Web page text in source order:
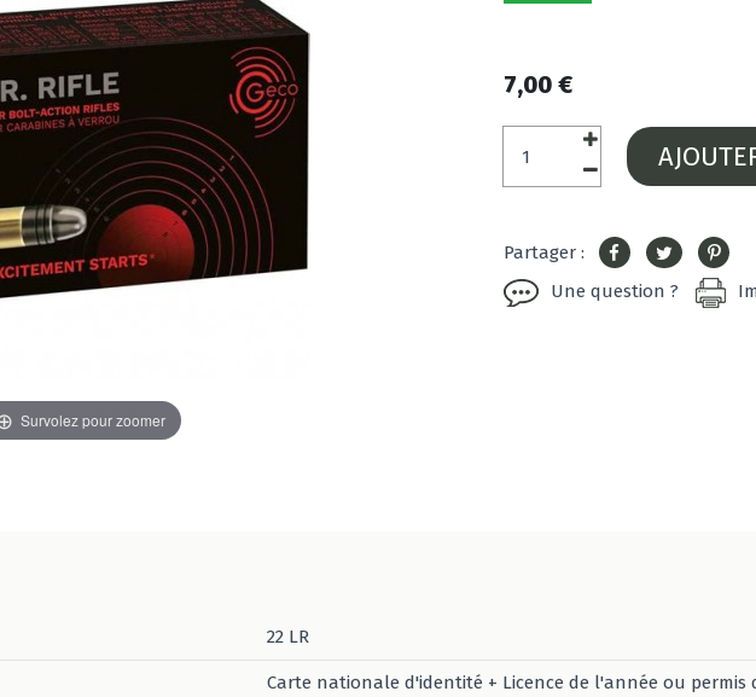
Survolez pour zoomer
7,00 €
Partager :
Une question ?
22 LR
Carte nationale d'identité + Licence de l'année ou permis